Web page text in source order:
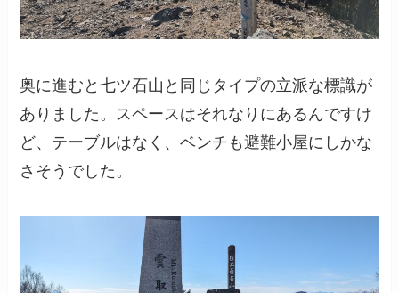
奥に進むと七ツ石山と同じタイプの立派な標識が
ありました。スペースはそれなりにあるんですけ
ど、テーブルはなく、ベンチも避難小屋にしかな
さそうでした。